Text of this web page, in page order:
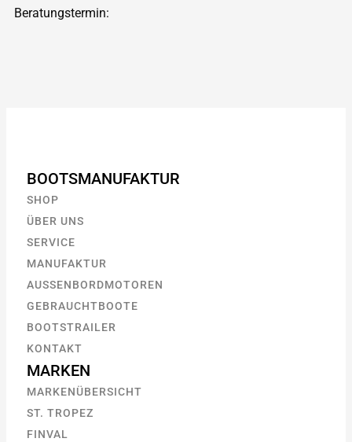
Beratungstermin:
BOOTSMANUFAKTUR
SHOP
ÜBER UNS
SERVICE
MANUFAKTUR
AUSSENBORDMOTOREN
GEBRAUCHTBOOTE
BOOTSTRAILER
KONTAKT
MARKEN
MARKENÜBERSICHT
ST. TROPEZ
FINVAL